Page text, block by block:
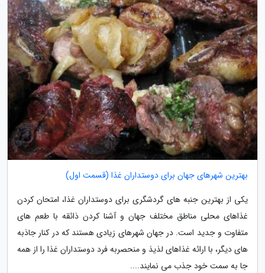
بهترین شهرهای جهان برای دوستداران غذا (قسمت اول)
یکی از بهترین جنبه های گردشگری برای دوستداران غذا، امتحان کردن
غذاهای محلی مناطق مختلف جهان و آشنا کردن ذائقه با طعم های
متفاوت و جدید است. در جهان شهرهای زیادی هستند که در کنار جاذبه
های دیگر، با ارائه غذاهای لذیذ و منحصربه فرد دوستداران غذا را از همه
جا به سمت خود جذب می نمایند....